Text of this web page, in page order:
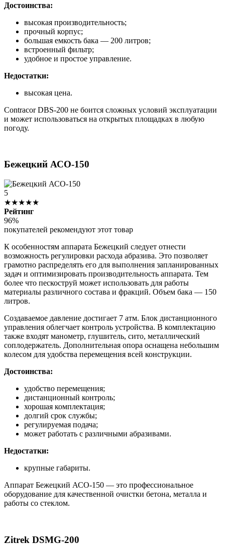
Достоинства:
высокая производительность;
прочный корпус;
большая емкость бака — 200 литров;
встроенный фильтр;
удобное и простое управление.
Недостатки:
высокая цена.
Contracor DBS-200 не боится сложных условий эксплуатации
и может использоваться на открытых площадках в любую
погоду.
Бежецкий АСО-150
5
★★★★★
Рейтинг
96%
покупателей рекомендуют этот товар
К особенностям аппарата Бежецкий следует отнести
возможность регулировки расхода абразива. Это позволяет
грамотно распределять его для выполнения запланированных
задач и оптимизировать производительность аппарата. Тем
более что пескоструй может использовать для работы
материалы различного состава и фракций. Объем бака — 150
литров.
Создаваемое давление достигает 7 атм. Блок дистанционного
управления облегчает контроль устройства. В комплектацию
также входят манометр, глушитель, сито, металлический
соплодержатель. Дополнительная опора оснащена небольшим
колесом для удобства перемещения всей конструкции.
Достоинства:
удобство перемещения;
дистанционный контроль;
хорошая комплектация;
долгий срок службы;
регулируемая подача;
может работать с различными абразивами.
Недостатки:
крупные габариты.
Аппарат Бежецкий АСО-150 — это профессиональное
оборудование для качественной очистки бетона, металла и
работы со стеклом.
Zitrek DSMG-200